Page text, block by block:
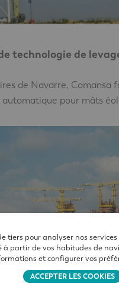
technologie de
de Navarre, Comansa
pour mâts
en action
tiers pour analyser nos
partir de vos habitudes de
et configurer vos
ACCEPTER LES COOKIES